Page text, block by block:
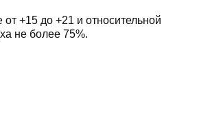
+15 до +21 и относительной
не более 75%.